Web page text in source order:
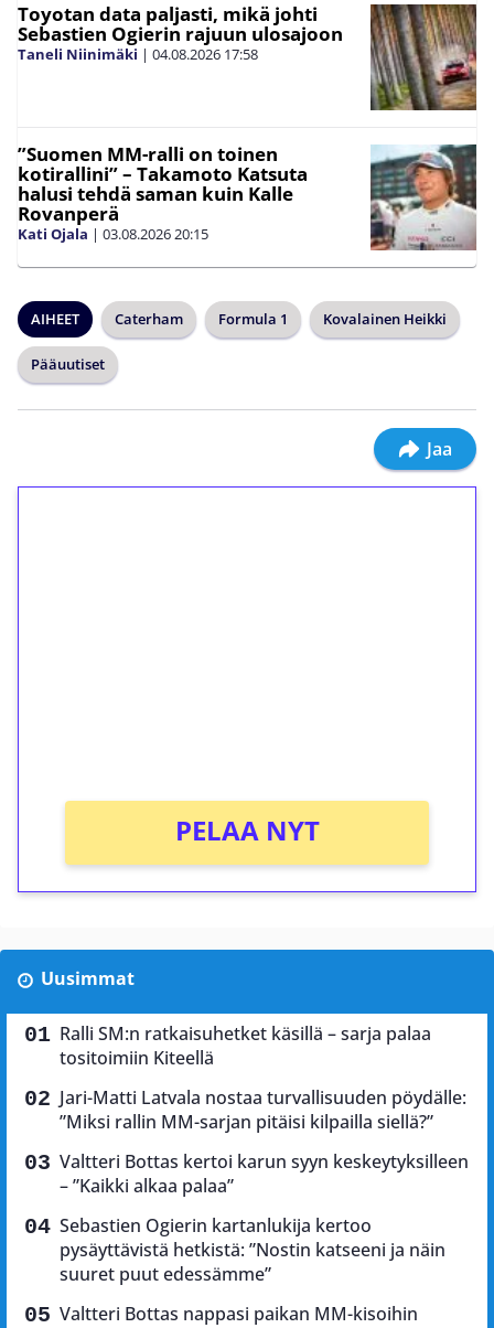
Toyotan data paljasti, mikä johti
Sebastien Ogierin rajuun ulosajoon
Taneli Niinimäki | 04.08.2026 17:58
”Suomen MM-ralli on toinen
kotirallini” – Takamoto Katsuta
halusi tehdä saman kuin Kalle
Rovanperä
Kati Ojala | 03.08.202620:15
AIHEET Caterham Formula 1 Kovalainen Heikki
Pääuutiset
Jaa
PELAA NYT
Uusimmat
Ralli SM:n ratkaisuhetket käsillä – sarja palaa
tositoimiin Kiteellä
Jari-Matti Latvala nostaa turvallisuuden pöydälle:
”Miksi rallin MM-sarjan pitäisi kilpailla siellä?”
Valtteri Bottas kertoi karun syyn keskeytyksilleen
– ”Kaikki alkaa palaa”
Sebastien Ogierin kartanlukija kertoo
pysäyttävistä hetkistä: ”Nostin katseeni ja näin
suuret puut edessämme”
Valtteri Bottas nappasi paikan MM-kisoihin